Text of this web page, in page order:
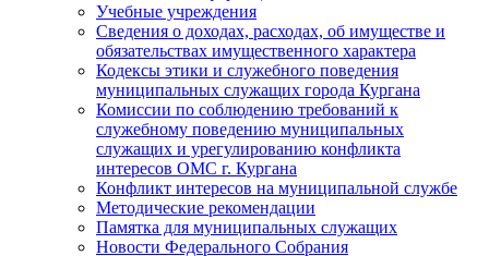
Учебные учреждения
Сведения о доходах, расходах, об имуществе и
обязательствах имущественного характера
Кодексы этики и служебного поведения
муниципальных служащих города Кургана
Комиссии по соблюдению требований к
служебному поведению муниципальных
служащих и урегулированию конфликта
интересов ОМС г. Кургана
Конфликт интересов на муниципальной службе
Методические рекомендации
Памятка для муниципальных служащих
Новости Федерального Cобрания